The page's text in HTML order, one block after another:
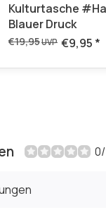
Kulturtasche
Blauer Druck
€19,95UVP €9,95 *